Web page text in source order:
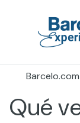
Barcelo.com
Qué